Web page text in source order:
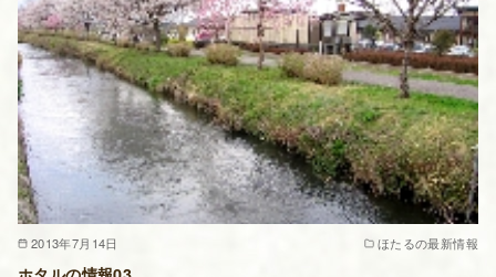
2013年7月14日 ほたるの最新情報